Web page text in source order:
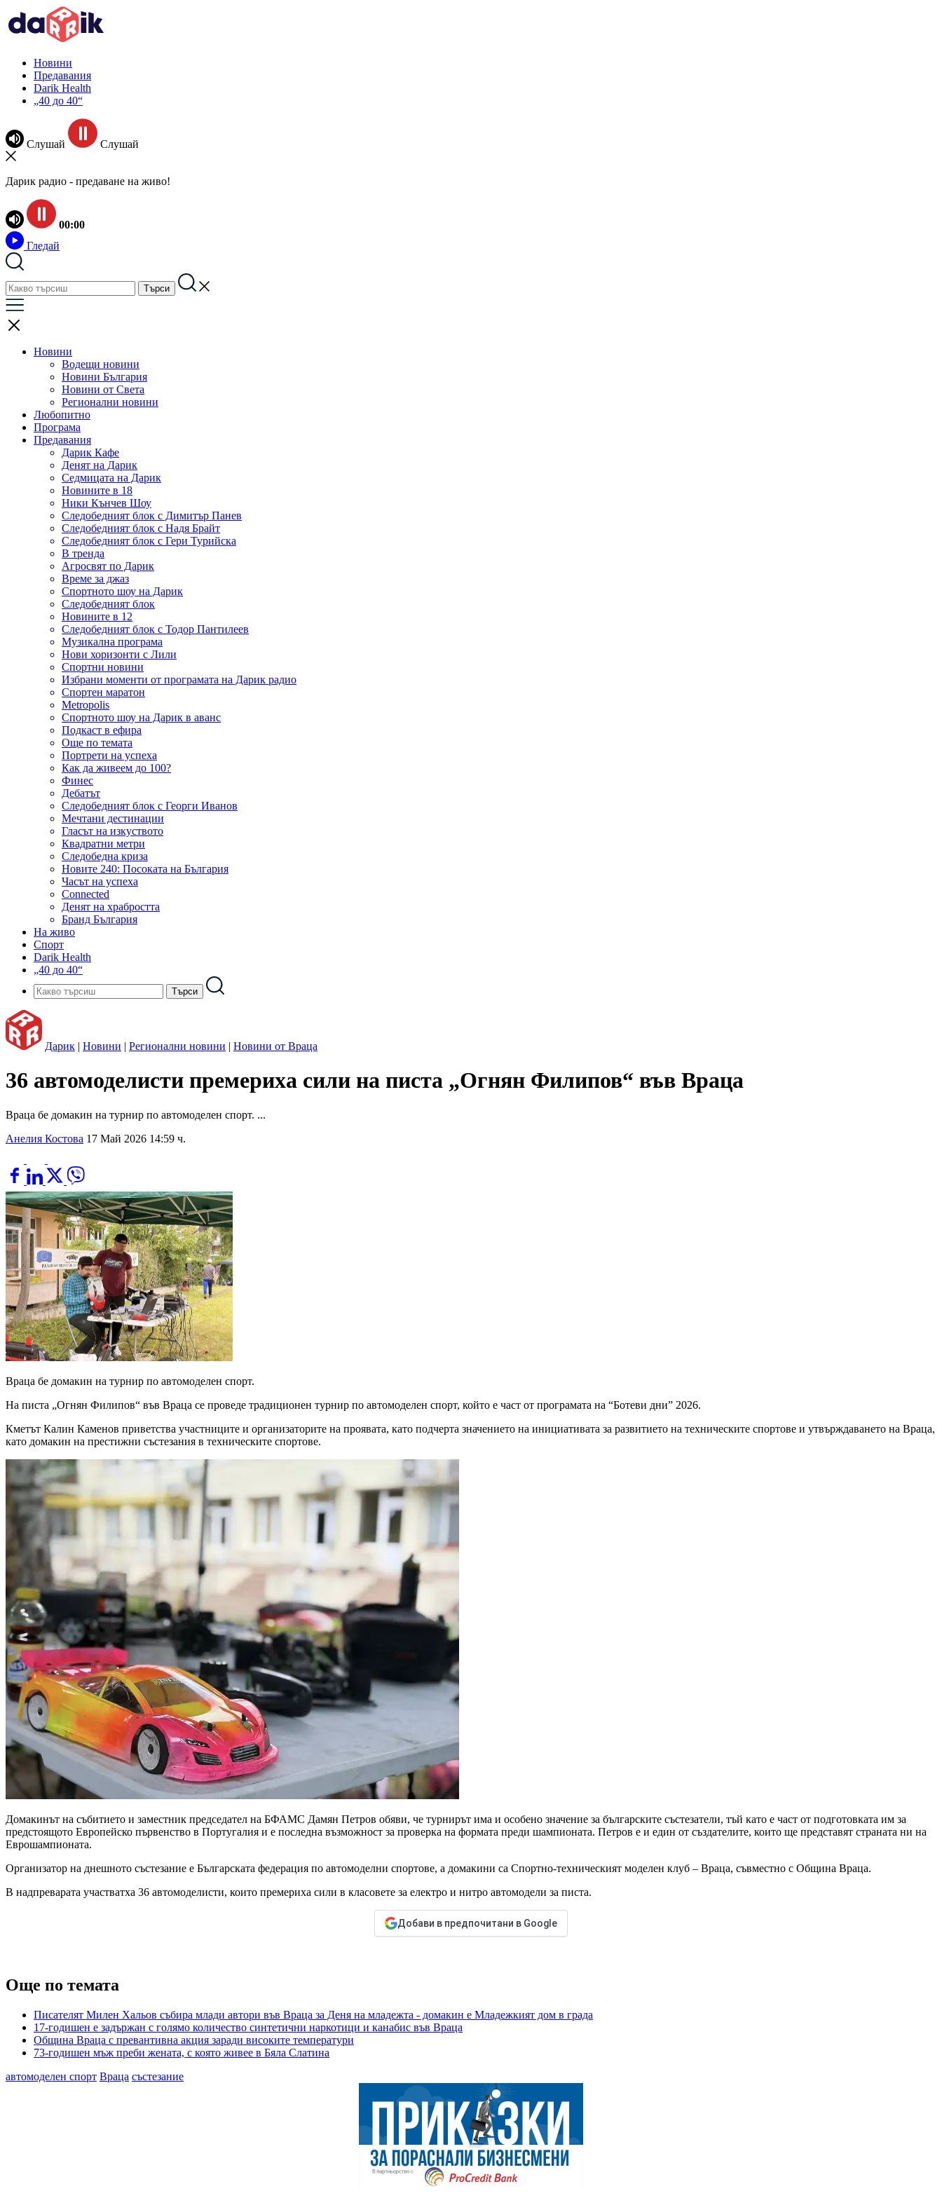
Новини
Предавания
Darik Health
„40 до 40“
Слушай Слушай
Дарик радио - предаване на живо!
00:00
Гледай
Новини
Водещи новини
Новини България
Новини от Света
Регионални новини
Любопитно
Програма
Предавания
Дарик Кафе
Денят на Дарик
Седмицата на Дарик
Новините в 18
Ники Кънчев Шоу
Следобедният блок с Димитър Панев
Следобедният блок с Надя Брайт
Следобедният блок с Гери Турийска
В тренда
Агросвят по Дарик
Време за джаз
Спортното шоу на Дарик
Следобедният блок
Новините в 12
Следобедният блок с Тодор Пантилеев
Музикална програма
Нови хоризонти с Лили
Спортни новини
Избрани моменти от програмата на Дарик радио
Спортен маратон
Metropolis
Спортното шоу на Дарик в аванс
Подкаст в ефира
Още по темата
Портрети на успеха
Как да живеем до 100?
Финес
Дебатът
Следобедният блок с Георги Иванов
Мечтани дестинации
Гласът на изкуството
Квадратни метри
Следобедна криза
Новите 240: Посоката на България
Часът на успеха
Connected
Денят на храбростта
Бранд България
На живо
Спорт
Darik Health
„40 до 40“
Дарик | Новини | Регионални новини | Новини от Враца
36 автомоделисти премериха сили на писта „Огнян Филипов“ във Враца
Враца бе домакин на турнир по автомоделен спорт. ...
Анелия Костова 17 Май 2026 14:59 ч.
Враца бе домакин на турнир по автомоделен спорт.
На писта „Огнян Филипов“ във Враца се проведе традиционен турнир по автомоделен спорт, който е част от програмата на “Ботеви дни” 2026.
Кметът Калин Каменов приветства участниците и организаторите на проявата, като подчерта значението на инициативата за развитието на техническите спортове и утвърждаването на Враца,
като домакин на престижни състезания в техническите спортове.
Домакинът на събитието и заместник председател на БФАМС Дамян Петров обяви, че турнирът има и особено значение за българските състезатели, тъй като е част от подготовката им за
предстоящото Европейско първенство в Португалия и е последна възможност за проверка на формата преди шампионата. Петров е и един от създателите, които ще представят страната ни на
Еврошампионата.
Организатор на днешното състезание е Българската федерация по автомоделни спортове, а домакини са Спортно-техническият моделен клуб – Враца, съвместно с Община Враца.
В надпреварата участватха 36 автомоделисти, които премериха сили в класовете за електро и нитро автомодели за писта.
Добави в предпочитани в Google
Още по темата
Писателят Милен Хальов събира млади автори във Враца за Деня на младежта - домакин е Младежкият дом в града
17-годишен е задържан с голямо количество синтетични наркотици и канабис във Враца
Община Враца с превантивна акция заради високите температури
73-годишен мъж преби жената, с която живее в Бяла Слатина
автомоделен спорт Враца състезание